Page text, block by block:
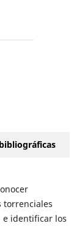
torrenciales
e identificar los